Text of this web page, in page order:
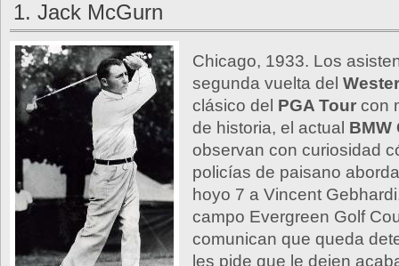
1. Jack McGurn
Chicago, 1933. Los
segunda vuelta del
clásico del PGA Tour con
de historia, el actual BMW
observan con curiosidad
policías de paisano
hoyo 7 a Vincent
campo Evergreen Golf
comunican que queda
les pide que le dejen